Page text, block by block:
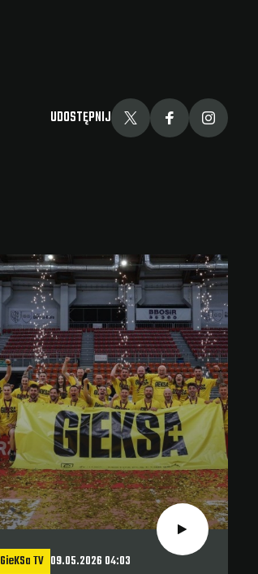
UDOSTĘPNIJ
GieKSa TV 09.05.2026 04:03